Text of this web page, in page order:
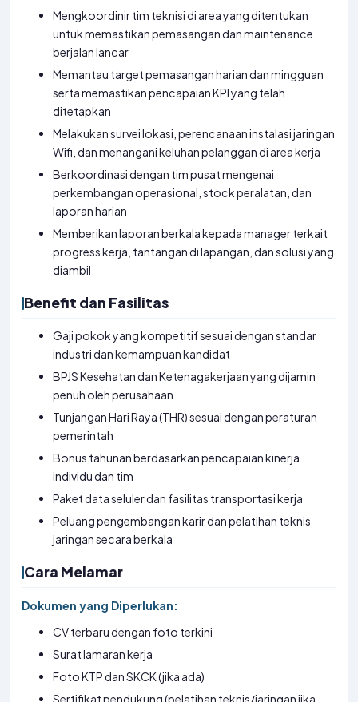
Mengkoordinir tim teknisi di area yang ditentukan
untuk memastikan pemasangan dan maintenance
berjalan lancar
Memantau target pemasangan harian dan mingguan
serta memastikan pencapaian KPI yang telah
ditetapkan
Melakukan survei lokasi, perencanaan instalasi jaringan
Wifi, dan menangani keluhan pelanggan di area kerja
Berkoordinasi dengan tim pusat mengenai
perkembangan operasional, stock peralatan, dan
laporan harian
Memberikan laporan berkala kepada manager terkait
progress kerja, tantangan di lapangan, dan solusi yang
diambil
Benefit dan Fasilitas
Gaji pokok yang kompetitif sesuai dengan standar
industri dan kemampuan kandidat
BPJS Kesehatan dan Ketenagakerjaan yang dijamin
penuh oleh perusahaan
Tunjangan Hari Raya (THR) sesuai dengan peraturan
pemerintah
Bonus tahunan berdasarkan pencapaian kinerja
individu dan tim
Paket data seluler dan fasilitas transportasi kerja
Peluang pengembangan karir dan pelatihan teknis
jaringan secara berkala
Cara Melamar
Dokumen yang Diperlukan:
CV terbaru dengan foto terkini
Surat lamaran kerja
Foto KTP dan SKCK (jika ada)
Sertifikat pendukung (pelatihan teknis/jaringan jika